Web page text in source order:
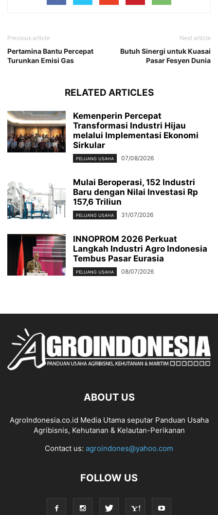
Previous article
Pertamina Bantu Percepat
Turunkan Emisi Gas
Next article
Butuh Sinergi untuk Kuasai
Pasar Fesyen Dunia
RELATED ARTICLES
Kemenperin Percepat
Transformasi Industri Hijau
melalui Implementasi Ekonomi
Sirkular
PELUANG USAHA 07/08/2026
Mulai Beroperasi, 152 Industri
Baru dengan Nilai Investasi Rp
157,6 Triliun
PELUANG USAHA 31/07/2026
INNOPROM 2026 Perkuat
Langkah Industri Agro Indonesia
Tembus Pasar Eurasia
PELUANG USAHA 08/07/2026
ABOUT US
AgroIndonesia.co.id Media Utama seputar Panduan Usaha
Agribisnis, Kehutanan & Kelautan-Perikanan
Contact us: agroindones@yahoo.com
FOLLOW US